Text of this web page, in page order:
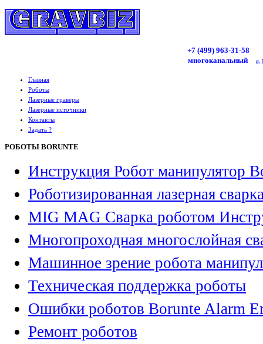
+7 (499) 963-31-58
многоканальный
г.
Главная
Роботы
Лазерные граверы
Лазерные источники
Контакты
Задать ?
РОБОТЫ BORUNTE
Инструкция Робот манипулятор
Роботизированная лазерная
MIG MAG Сварка роботом
Многопроходная многослойная
Машинное зрение робота
Техническая поддержка роботы
Ошибки роботов Borunte Alarm
Ремонт роботов